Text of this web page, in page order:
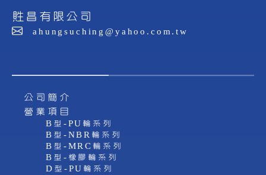
貹昌有限公司
ahungsuching@yahoo.com.tw
公司簡介
營業項目
B型-PU輪系列
B型-NBR輪系列
B型-MRC輪系列
B型-橡膠輪系列
D型-PU輪系列